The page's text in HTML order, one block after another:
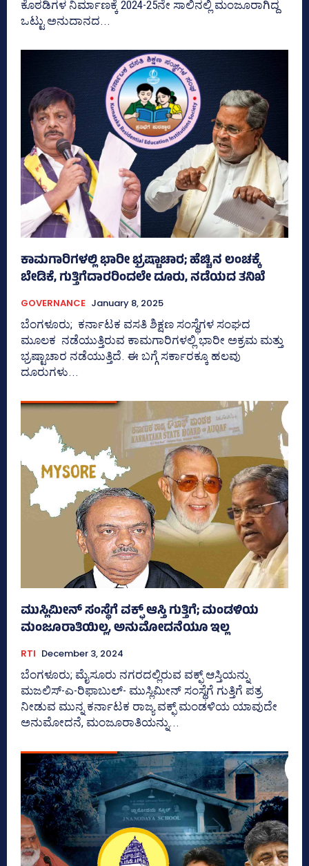
ಕೊಠಡಿಗಳ ನಿರ್ಮಾಣಕ್ಕೆ 2024-25ನೇ ಸಾಲಿನಲ್ಲಿ ಮಂಜೂರಾಗಿದ್ದ
ಒಟ್ಟು ಅನುದಾನದ...
ಕಾಮಗಾರಿಗಳಲ್ಲಿ ಭಾರೀ ಭ್ರಷ್ಟಾಚಾರ; ಹೆಚ್ಚಿನ ಲಂಚಕ್ಕೆ
ಬೇಡಿಕೆ, ಗುತ್ತಿಗೆದಾರರಿಂದಲೇ ದೂರು, ನಡೆಯದ ತನಿಖೆ
GOVERNANCE January 8, 2025
ಬೆಂಗಳೂರು; ಕರ್ನಾಟಕ ವಸತಿ ಶಿಕ್ಷಣ ಸಂಸ್ಥೆಗಳ ಸಂಘದ
ಮೂಲಕ ನಡೆಯುತ್ತಿರುವ ಕಾಮಗಾರಿಗಳಲ್ಲಿ ಭಾರೀ ಅಕ್ರಮ ಮತ್ತು
ಭ್ರಷ್ಟಾಚಾರ ನಡೆಯುತ್ತಿದೆ. ಈ ಬಗ್ಗೆ ಸರ್ಕಾರಕ್ಕೂ ಹಲವು
ದೂರುಗಳು...
ಮುಸ್ಲಿಮೀನ್ ಸಂಸ್ಥೆಗೆ ವಕ್ಫ್‌ ಆಸ್ತಿ ಗುತ್ತಿಗೆ; ಮಂಡಳಿಯ
ಮಂಜೂರಾತಿಯಿಲ್ಲ, ಅನುಮೋದನೆಯೂ ಇಲ್ಲ
RTI December 3, 2024
ಬೆಂಗಳೂರು; ಮೈಸೂರು ನಗರದಲ್ಲಿರುವ ವಕ್ಫ್‌ ಆಸ್ತಿಯನ್ನು
ಮಜಲಿಸ್-ಎ-ರಿಫಾಬುಲ್‌- ಮುಸ್ಲಿಮೀನ್ ಸಂಸ್ಥೆಗೆ ಗುತ್ತಿಗೆ ಪತ್ರ
ನೀಡುವ ಮುನ್ನ ಕರ್ನಾಟಕ ರಾಜ್ಯ ವಕ್ಫ್‌ ಮಂಡಳಿಯ ಯಾವುದೇ
ಅನುಮೋದನೆ, ಮಂಜೂರಾತಿಯನ್ನು...